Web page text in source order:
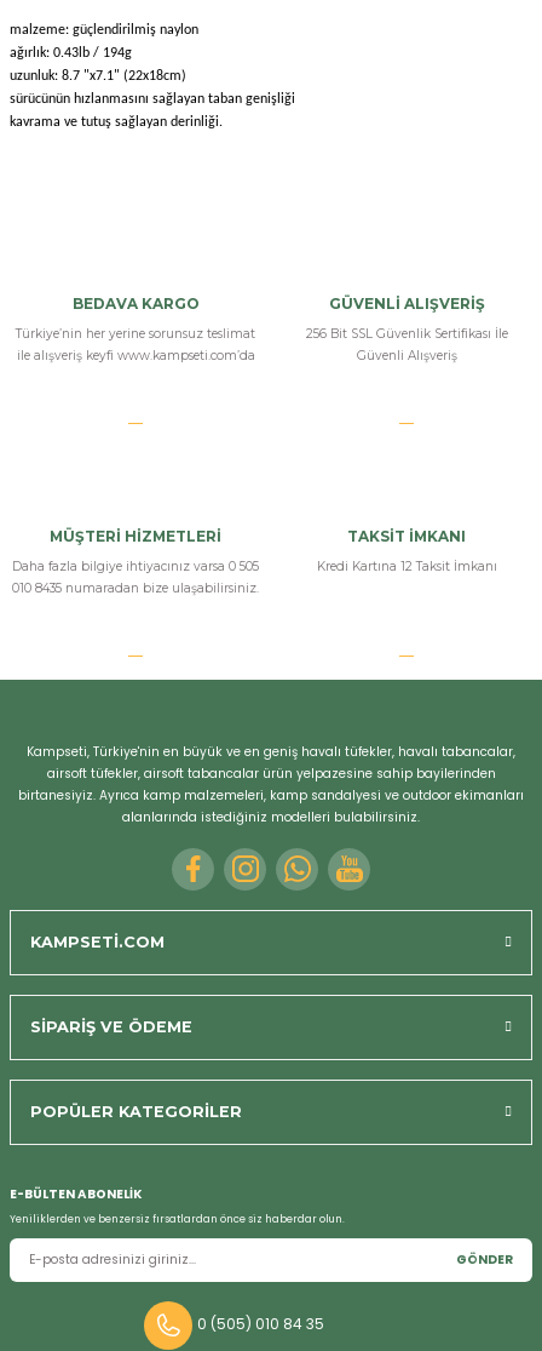
malzeme: güçlendirilmiş naylon
ağırlık: 0.43lb / 194g
uzunluk: 8.7 "x7.1" (22x18cm)
sürücünün hızlanmasını sağlayan taban genişliği
kavrama ve tutuş sağlayan derinliği.
BEDAVA KARGO
Türkiye’nin her yerine sorunsuz teslimat
ile alışveriş keyfi www.kampseti.com’da
GÜVENLİ ALIŞVERİŞ
256 Bit SSL Güvenlik Sertifikası İle
Güvenli Alışveriş
MÜŞTERİ HİZMETLERİ
Daha fazla bilgiye ihtiyacınız varsa 0 505
010 8435 numaradan bize ulaşabilirsiniz.
TAKSİT İMKANI
Kredi Kartına 12 Taksit İmkanı
Kampseti, Türkiye'nin en büyük ve en geniş havalı tüfekler, havalı tabancalar,
airsoft tüfekler, airsoft tabancalar ürün yelpazesine sahip bayilerinden
birtanesiyiz. Ayrıca kamp malzemeleri, kamp sandalyesi ve outdoor ekimanları
alanlarında istediğiniz modelleri bulabilirsiniz.
KAMPSETİ.COM
SİPARİŞ VE ÖDEME
POPÜLER KATEGORİLER
E-BÜLTEN ABONELİK
Yeniliklerden ve benzersiz fırsatlardan önce siz haberdar olun.
GÖNDER
0 (505) 010 84 35